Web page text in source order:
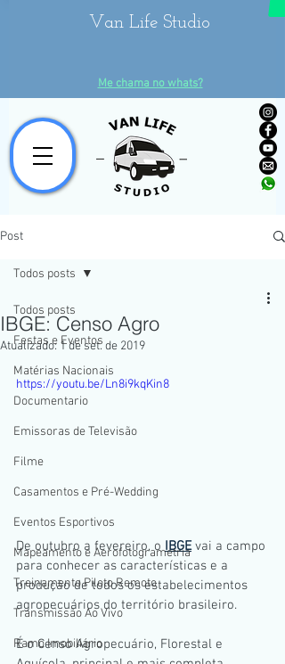
Van Life Studio
Me chama no whats?
Post
Todos posts
Festas e Eventos
Matérias Nacionais
Documentario
Emissoras de Televisão
Filme
Casamentos e Pré-Wedding
Eventos Esportivos
Mapeamento e Aerofotogrametria
Treinamento Piloto Remoto
Transmissão Ao Vivo
Ramo Imobiliário
Todos posts
IBGE: Censo Agro
Atualizado:1 de set. de 2019
https://youtu.be/Ln8i9kqKin8
De outubro a fevereiro, o IBGE vai a campo
para conhecer as características e a
produção de todos os estabelecimentos
agropecuários do território brasileiro.
É o Censo Agropecuário, Florestal e